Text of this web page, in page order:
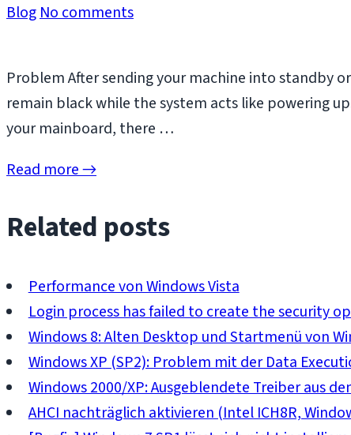
BlogNo comments
Problem After sending your machine into standby
remain black while the system acts like powering
your mainboard, there …
Read more →
Related posts
Performance von Windows Vista
Login process has failed to create the security
Windows 8: Alten Desktop und Startmenü von
Windows XP (SP2): Problem mit der Data
Windows 2000/XP: Ausgeblendete Treiber aus
AHCI nachträglich aktivieren (Intel ICH8R,